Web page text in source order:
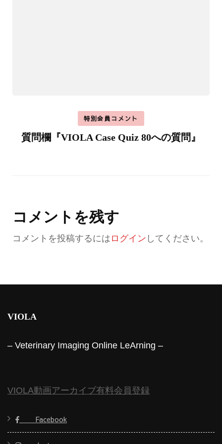
特別会員コメント
質問欄『VIOLA Case Quiz 80への質問』
コメントを残す
コメントを投稿するには ログイン してください。
VIOLA
– Veterinary Imaging Online LeArning –
VIOLA動画アーカイブ有料会員登録
Facebook